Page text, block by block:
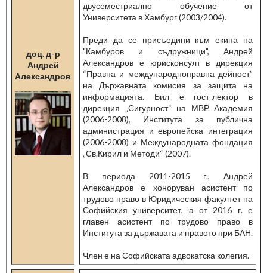
доц. д-р
Андрей
Александров
двусеместриално обучение от
Университета в Хамбург (2003/2004).
Преди да се присъедини към екипа на
"Камбуров и съдружници", Андрей
Александров е юрисконсулт в дирекция
“Правна и международноправна дейност”
на Държавната комисия за защита на
информацията. Бил е гост-лектор в
дирекция „Сигурност“ на МВР Академия
(2006-2008), Института за публична
администрация и европейска интеграция
(2006-2008) и Международната фондация
„Св.Кирил и Методи“ (2007).
В периода 2011-2015 г., Андрей
Александров е хоноруван асистент по
трудово право в Юридическия факултет на
Софийския университет, а от 2016 г. е
главен асистент по трудово право в
Института за държавата и правото при БАН.
Член е на Софийската адвокатска колегия.